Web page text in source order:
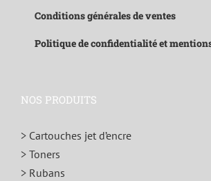
Conditions générales de ventes
Politique de confidentialité et
NOS PRODUITS
> Cartouches jet d’encre
> Toners
> Rubans